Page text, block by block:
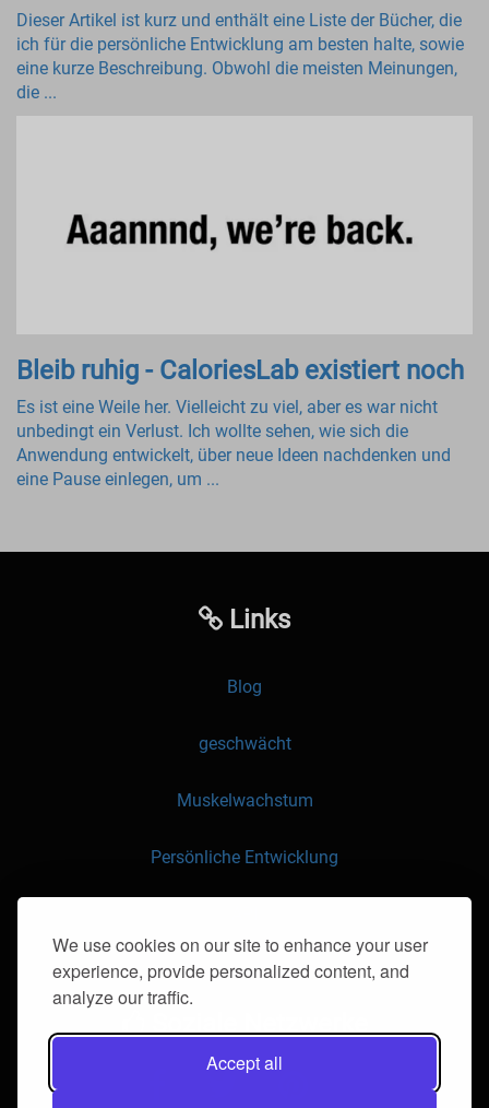
We use cookies on our site to enhance your user
experience, provide personalized content, and
analyze our traffic.
Accept all
Dieser Artikel ist kurz und enthält eine Liste der Bücher, die
ich für die persönliche Entwicklung am besten halte, sowie
eine kurze Beschreibung. Obwohl die meisten Meinungen,
die ...
Bleib ruhig - CaloriesLab existiert noch
Es ist eine Weile her. Vielleicht zu viel, aber es war nicht
unbedingt ein Verlust. Ich wollte sehen, wie sich die
Anwendung entwickelt, über neue Ideen nachdenken und
eine Pause einlegen, um ...
Links
Blog
geschwächt
Muskelwachstum
Persönliche Entwicklung
Kontaktieren Sie uns